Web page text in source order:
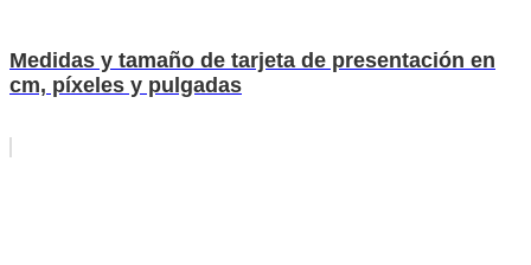
Medidas y tamaño de tarjeta de presentación en
cm, píxeles y pulgadas